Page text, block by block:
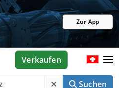
Zur App
Suchen
Verkaufen